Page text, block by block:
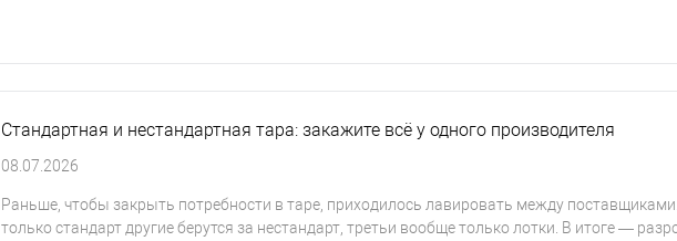
Стандартная и нестандартная тара: закажите всё у одного производителя
08.07.2026
Раньше, чтобы закрыть потребности в таре, приходилось лавировать между
только стандарт другие берутся за нестандарт, третьи вообще только лотки. В итоге —